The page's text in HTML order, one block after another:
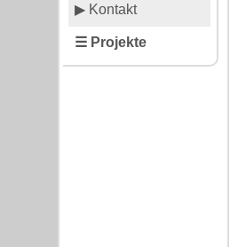
▶ Kontakt
☰ Projekte